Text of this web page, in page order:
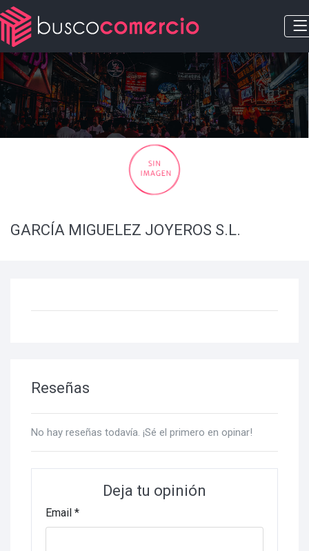
GARCÍA MIGUELEZ JOYEROS S.L.
Reseñas
No hay reseñas todavía. ¡Sé el primero en opinar!
Deja tu opinión
Email *